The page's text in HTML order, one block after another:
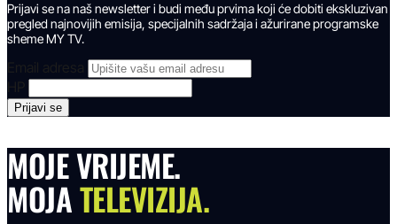
Prijavi se na naš newsletter i budi među prvima koji će dobiti ekskluzivan
pregled najnovijih emisija, specijalnih sadržaja i ažurirane programske
sheme MY TV.
Email adresa
MOJE VRIJEME.
MOJATELEVIZIJA.